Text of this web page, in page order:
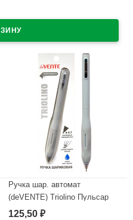
Ручка шар. автомат
(deVENTE) Triolino Пульсар
(Pulsar) н/
125,50 ₽